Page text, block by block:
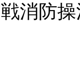
消防